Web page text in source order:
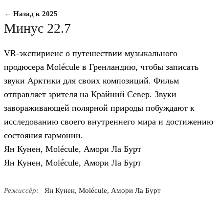
← Назад к 2025
Минус 22.7
VR-экспириенс о путешествии музыкального
продюсера Molécule в Гренландию, чтобы записать
звуки Арктики для своих композиций. Фильм
отправляет зрителя на Крайний Север. Звуки
завораживающей полярной природы побуждают к
исследованию своего внутреннего мира и достижению
состояния гармонии.
Ян Кунен, Molécule, Амори Ла Бурт
Ян Кунен, Molécule, Амори Ла Бурт
Режиссёр: Ян Кунен, Molécule, Амори Ла Бурт